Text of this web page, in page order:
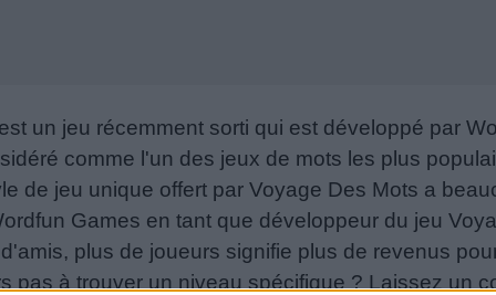
un jeu récemment sorti qui est développé par
comme l'un des jeux de mots les plus
de jeu unique offert par Voyage Des Mots a
Games en tant que développeur du jeu
plus de joueurs signifie plus de revenus
pas à trouver un niveau spécifique ? Laissez un